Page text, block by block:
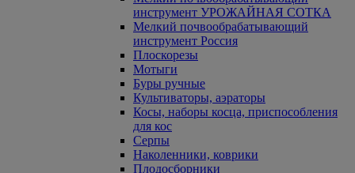
инструмент УРОЖАЙНАЯ СОТКА
Мелкий почвообрабатывающий
инструмент Россия
Плоскорезы
Мотыги
Буры ручные
Культиваторы, аэраторы
Косы, наборы косца, приспособления
для кос
Серпы
Наколенники, коврики
Плодосборники